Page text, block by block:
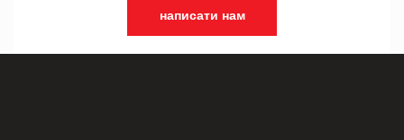
написати нам